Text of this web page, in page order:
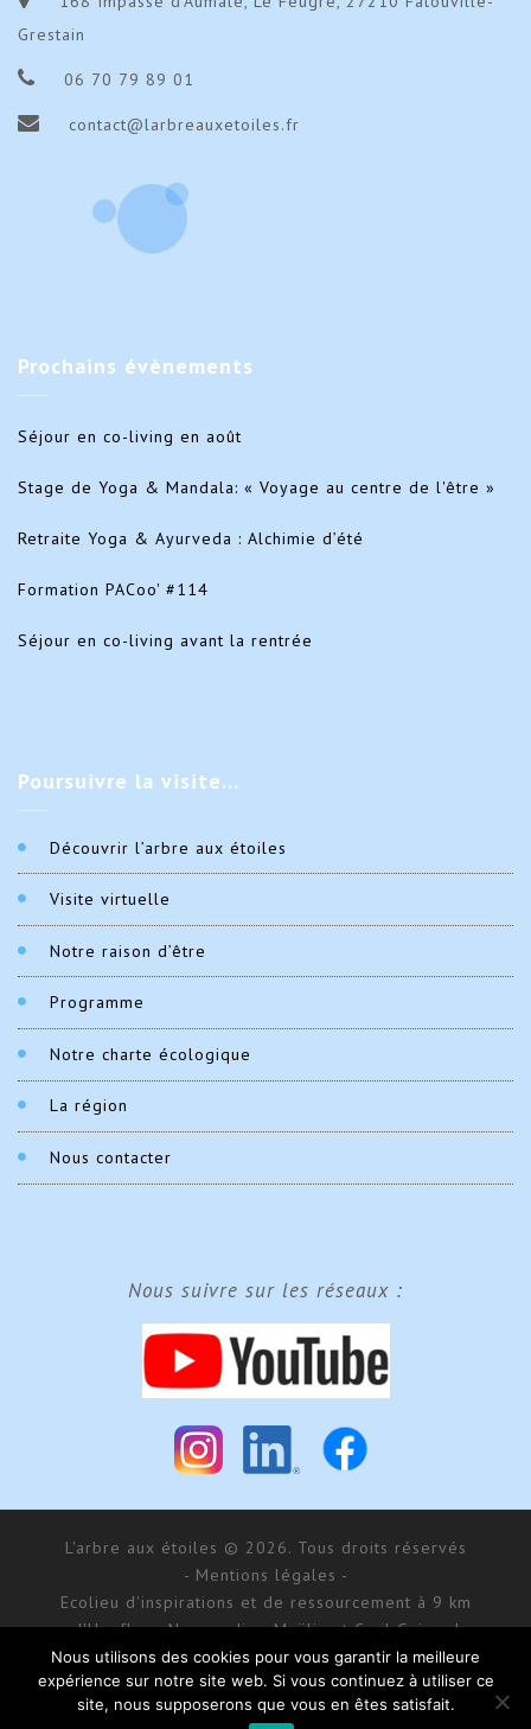
Grestain
06 70 79 89 01
contact@larbreauxetoiles.fr
Prochains évènements
Séjour en co-living en août
Stage de Yoga & Mandala: « Voyage au centre de l'être »
Retraite Yoga & Ayurveda : Alchimie d’été
Formation PACoo' #114
Séjour en co-living avant la rentrée
Poursuivre la visite…
Découvrir l’arbre aux étoiles
Visite virtuelle
Notre raison d’être
Programme
Notre charte écologique
La région
Nous contacter
Nous suivre sur les réseaux :
L'arbre aux étoiles © 2026. Tous droits réservés
- Mentions légales -
Ecolieu d'inspirations et de ressourcement à 9 km
d'Honfleur, Normandie - Maÿlis et Cyril Guiraud
SARL MCG Evénements au capital de 177 000 € - RCS
Bernay 488 550 781
168 impasse d’Aumale - 27 210 Fatouville-Grestain
Nous utilisons des cookies pour vous garantir la meilleure
expérience sur notre site web. Si vous continuez à utiliser ce
site, nous supposerons que vous en êtes satisfait.